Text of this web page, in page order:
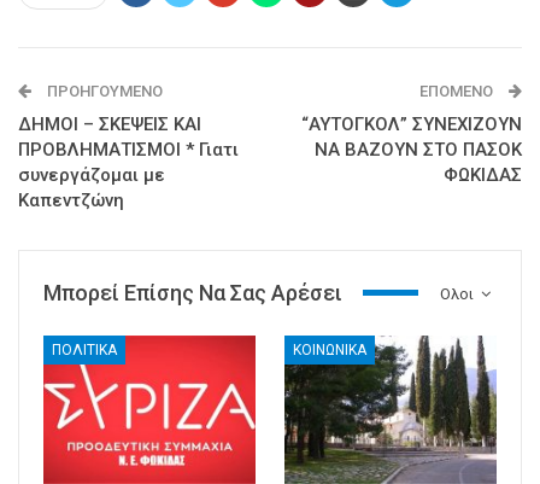
ΠΡΟΗΓΟΎΜΕΝΟ
ΔΗΜΟΙ – ΣΚΕΨΕΙΣ ΚΑΙ
ΠΡΟΒΛΗΜΑΤΙΣΜΟΙ * Γιατι
συνεργάζομαι με
Καπεντζώνη
ΕΠΌΜΕΝΟ
“ΑΥΤΟΓΚΟΛ” ΣΥΝΕΧΙΖΟΥΝ
ΝΑ ΒΑΖΟΥΝ ΣΤΟ ΠΑΣΟΚ
ΦΩΚΙΔΑΣ
Ολοι
Μπορεί Επίσης Να Σας Αρέσει
ΠΟΛΙΤΙΚΑ ΚΟΙΝΩΝΙΚΑ